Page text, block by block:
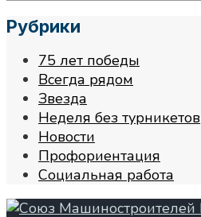
Рубрики
75 лет победы
Всегда рядом
Звезда
Неделя без турникетов
Новости
Профориентация
Социальная работа